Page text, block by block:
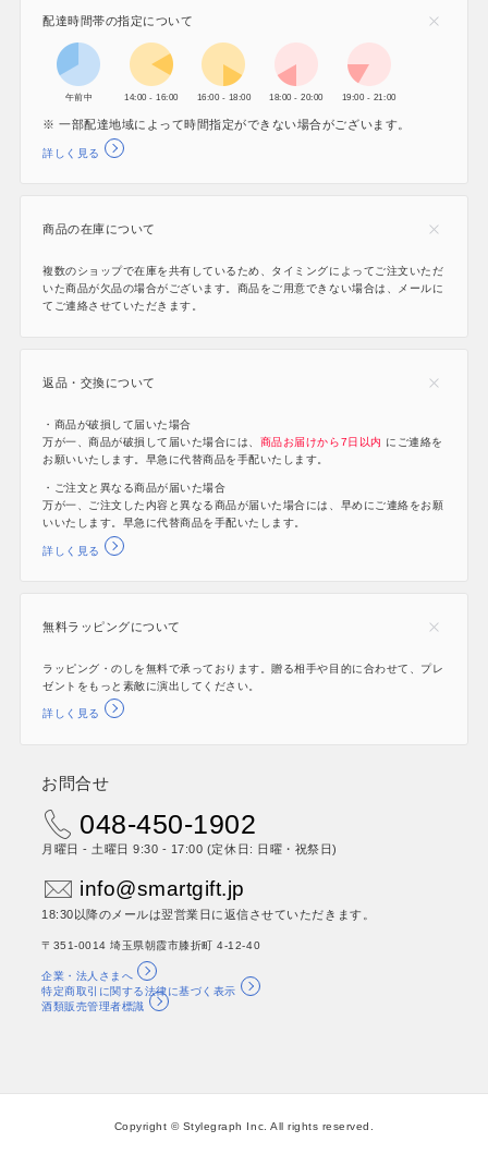
配達時間帯の指定について
午前中 14:00 - 16:00 16:00 - 18:00 18:00 - 20:00 19:00 - 21:00
※ 一部配達地域によって時間指定ができない場合がございます。
詳しく見る
商品の在庫について
複数のショップで在庫を共有しているため、タイミングによってご注文いただ
いた商品が欠品の場合がございます。商品をご用意できない場合は、メールに
てご連絡させていただきます。
返品・交換について
・商品が破損して届いた場合
万が一、商品が破損して届いた場合には、 商品お届けから7日以内 にご連絡を
お願いいたします。早急に代替商品を手配いたします。
・ご注文と異なる商品が届いた場合
万が一、ご注文した内容と異なる商品が届いた場合には、早めにご連絡をお願
いいたします。早急に代替商品を手配いたします。
詳しく見る
無料ラッピングについて
ラッピング・のしを無料で承っております。贈る相手や目的に合わせて、プレ
ゼントをもっと素敵に演出してください。
詳しく見る
お問合せ
048-450-1902
月曜日 - 土曜日 9:30 - 17:00 (定休日: 日曜・祝祭日)
info@smartgift.jp
18:30以降のメールは翌営業日に返信させていただきます。
〒351-0014 埼玉県朝霞市膝折町 4-12-40
企業・法人さまへ
特定商取引に関する法律に基づく表示
酒類販売管理者標識
Copyright © Stylegraph Inc. All rights reserved.